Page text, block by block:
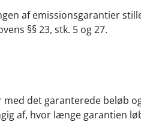
af emissionsgarantier
§§ 23, stk. 5 og 27.
med det garanterede beløb
af, hvor længe garantien